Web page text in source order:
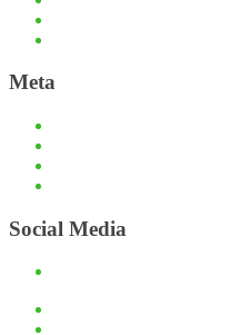
Meta
Social Media